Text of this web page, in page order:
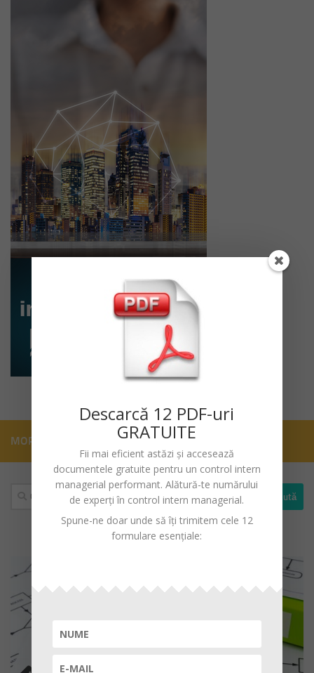
MORE
Caută
Descarcă 12 PDF-uri
GRATUITE
Fii mai eficient astăzi și accesează
documentele gratuite pentru un control intern
managerial performant. Alătură-te numărului
de experți în control intern managerial.
Spune-ne doar unde să îți trimitem cele 12
formulare esențiale: